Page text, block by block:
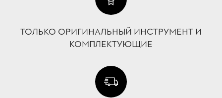
ТОЛЬКО ОРИГИНАЛЬНЫЙ ИНСТРУМЕНТ И
КОМПЛЕКТУЮЩИЕ